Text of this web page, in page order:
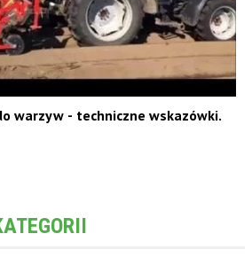
warzyw - techniczne wskazówki.